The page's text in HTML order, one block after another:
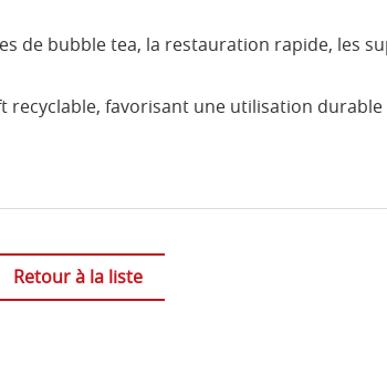
de bubble tea, la restauration rapide, les
recyclable, favorisant une utilisation
Retour à la liste